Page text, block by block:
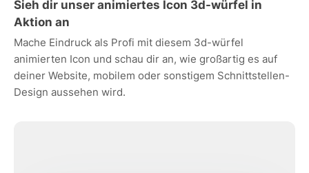
Sieh dir unser animiertes Icon 3d-würfel in
Aktion an
Mache Eindruck als Profi mit diesem 3d-würfel
animierten Icon und schau dir an, wie großartig es auf
deiner Website, mobilem oder sonstigem Schnittstellen-
Design aussehen wird.